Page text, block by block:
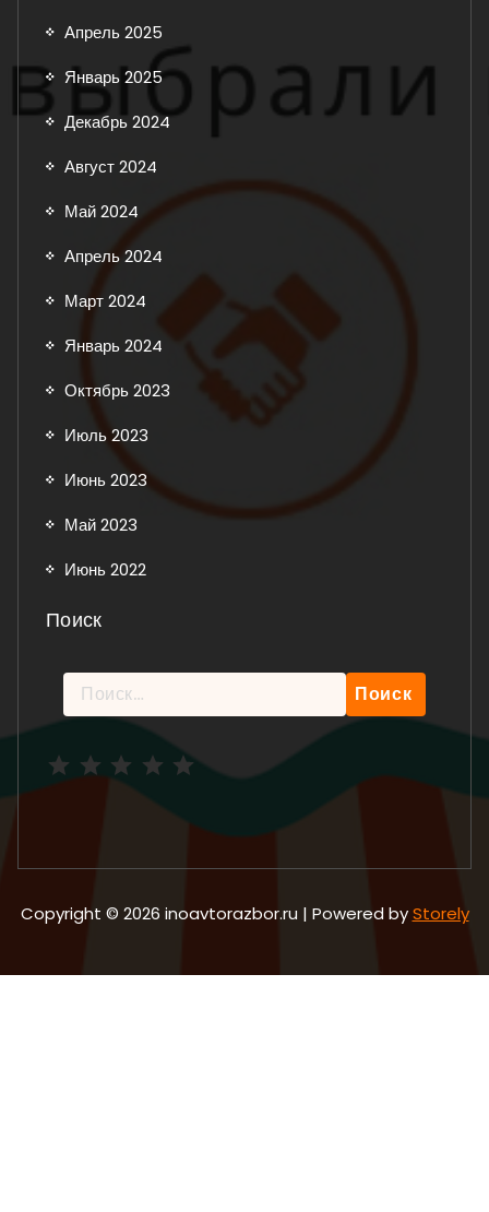
Апрель 2025
Январь 2025
Декабрь 2024
Август 2024
Май 2024
Апрель 2024
Март 2024
Январь 2024
Октябрь 2023
Июль 2023
Июнь 2023
Май 2023
Июнь 2022
Поиск
Найти:
Copyright © 2026 inoavtorazbor.ru | Powered byStorely